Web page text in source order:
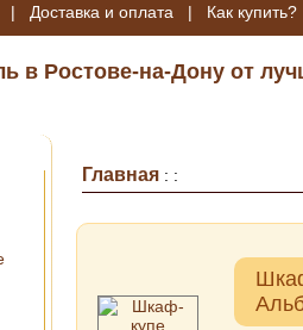
| Доставка и оплата | Как купить?
в Ростове-на-Дону от
Главная : :